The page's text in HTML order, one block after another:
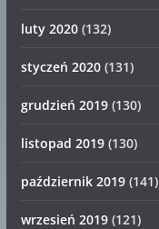
luty 2020(132)
styczeń 2020(131)
grudzień 2019(130)
listopad 2019(130)
październik 2019(141)
wrzesień 2019(121)